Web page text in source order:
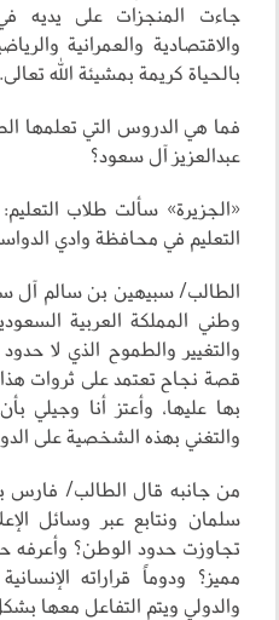
جاءت المنجزات على يديه في
والاقتصادية والعمرانية
بالحياة كريمة بمشيئة الله تعالى.
فما هي الدروس التي تعلمها
عبدالعزيز آل سعود؟
«الجزيرة» سألت طلاب
التعليم في محافظة وادي
الطالب/ سبيهين بن سالم آل
وطني المملكة العربية
والتغيير والطموح الذي لا
قصة نجاح تعتمد على ثروات هذا
بها عليها، وأعتز أنا وجيلي
والتغني بهذه الشخصية على
من جانبه قال الطالب/ فارس
سلمان ونتابع عبر وسائل
تجاوزت حدود الوطن؟ وأعرفه
مميز؟ ودوماً قراراته
والدولي ويتم التفاعل معها